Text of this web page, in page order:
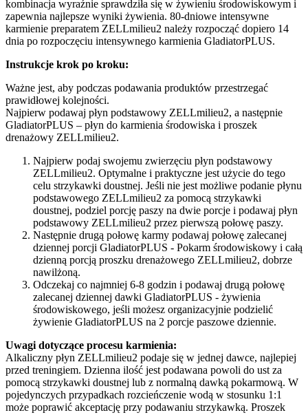
kombinacja wyraźnie sprawdziła się w żywieniu środowiskowym i
zapewnia najlepsze wyniki żywienia. 80-dniowe intensywne
karmienie preparatem ZELLmilieu2 należy rozpocząć dopiero 14
dnia po rozpoczęciu intensywnego karmienia GladiatorPLUS.
Instrukcje krok po kroku:
Ważne jest, aby podczas podawania produktów przestrzegać
prawidłowej kolejności.
Najpierw podawaj płyn podstawowy ZELLmilieu2, a następnie
GladiatorPLUS – płyn do karmienia środowiska i proszek
drenażowy ZELLmilieu2.
Najpierw podaj swojemu zwierzęciu płyn podstawowy
ZELLmilieu2. Optymalne i praktyczne jest użycie do tego
celu strzykawki doustnej. Jeśli nie jest możliwe podanie płynu
podstawowego ZELLmilieu2 za pomocą strzykawki
doustnej, podziel porcję paszy na dwie porcje i podawaj płyn
podstawowy ZELLmilieu2 przez pierwszą połowę paszy.
Następnie drugą połowę karmy podawaj połowę zalecanej
dziennej porcji GladiatorPLUS - Pokarm środowiskowy i całą
dzienną porcją proszku drenażowego ZELLmilieu2, dobrze
nawilżoną.
Odczekaj co najmniej 6-8 godzin i podawaj drugą połowę
zalecanej dziennej dawki GladiatorPLUS - żywienia
środowiskowego, jeśli możesz organizacyjnie podzielić
żywienie GladiatorPLUS na 2 porcje paszowe dziennie.
Uwagi dotyczące procesu karmienia:
Alkaliczny płyn ZELLmilieu2 podaje się w jednej dawce, najlepiej
przed treningiem. Dzienna ilość jest podawana powoli do ust za
pomocą strzykawki doustnej lub z normalną dawką pokarmową. W
pojedynczych przypadkach rozcieńczenie wodą w stosunku 1:1
może poprawić akceptację przy podawaniu strzykawką. Proszek